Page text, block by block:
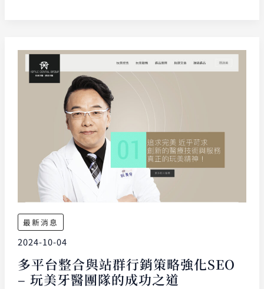
最新消息
2024-10-04
多平台整合與站群行銷策略強化SEO
– 玩美牙醫團隊的成功之道